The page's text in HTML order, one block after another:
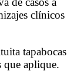
clínicos
tapabocas
que aplique.